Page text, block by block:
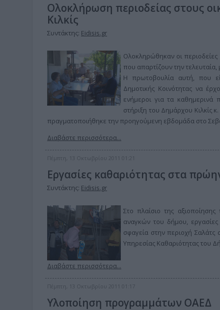
Ολοκλήρωση περιοδείας στους
Κιλκίς
Συντάκτης: Eidisis.gr
Ολοκληρώθηκαν οι περιοδείες
που απαρτίζουν την τελευταία,
Η πρωτοβουλία αυτή, που
Δημοτικής Κοινότητας να
ενήμεροι για τα
στήριξη του Δημάρχου Κιλκίς
πραγματοποιήθηκε την προηγούμενη εβδομάδα στο
Διαβάστε περισσότερα...
Πέμπτη, 13 Οκτωβρίου 2011 01:21
Εργασίες καθαριότητας στα
Συντάκτης: Eidisis.gr
Στο πλαίσιο της
αναγκών του δήμου,
σφαγεία στην περιοχή Σαλάτς
Υπηρεσίας Καθαριότητας του
Διαβάστε περισσότερα...
Πέμπτη, 13 Οκτωβρίου 2011 01:17
Yλοποίηση προγραμμάτων ΟΑΕΔ